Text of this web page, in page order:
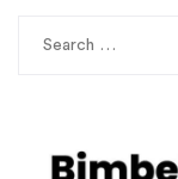
Search